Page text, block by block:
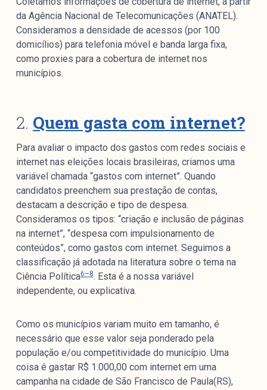
da Agência Nacional de Telecomunicações (ANATEL).
Consideramos a densidade de acessos (por 100
domicílios) para telefonia móvel e banda larga fixa,
como proxies para a cobertura de internet nos
municípios.
2. Quem gasta com internet?
Para avaliar o impacto dos gastos com redes sociais e
internet nas eleições locais brasileiras, criamos uma
variável chamada “gastos com internet”. Quando
candidatos preenchem sua prestação de contas,
destacam a descrição e tipo de despesa.
Consideramos os tipos: “criação e inclusão de páginas
na internet”, “despesa com impulsionamento de
conteúdos”, como gastos com internet. Seguimos a
classificação já adotada na literatura sobre o tema na
Ciência Política6–8. Esta é a nossa variável
independente, ou explicativa.
Como os municípios variam muito em tamanho, é
necessário que esse valor seja ponderado pela
população e/ou competitividade do município. Uma
coisa é gastar R$ 1.000,00 com internet em uma
campanha na cidade de São Francisco de Paula(RS),